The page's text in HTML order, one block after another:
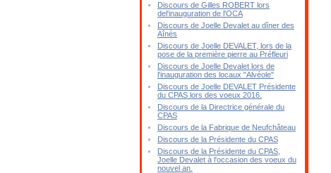
Discours de Gilles ROBERT lors
del'inauguration de l'OCA
Discours de Joelle Devalet au dîner des
Aînés
Discours de Joelle DEVALET, lors de la
pose de la première pierre au Préfleuri
Discours de Joelle Devalet lors de
l'inauguration des locaux "Alvéole"
Discours de Joelle DEVALET Présidente
du CPAS lors des voeux 2016.
Discours de la Directrice générale du
CPAS
Discours de la Fabrique de Neufchâteau
Discours de la Présidente du CPAS
Discours de la Présidente du CPAS,
Joelle Devalet à l'occasion des voeux du
nouvel an.